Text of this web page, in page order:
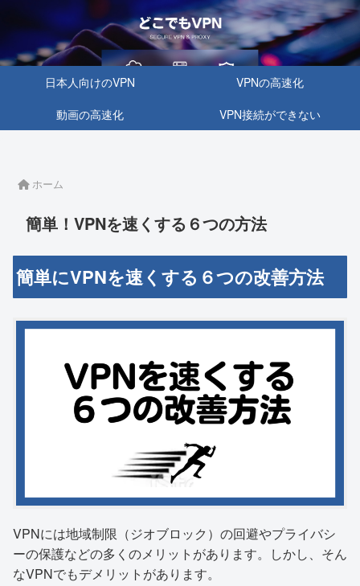
日本人向けのVPN
VPNの高速化
動画の高速化
VPN接続ができない
ホーム
簡単！VPNを速くする６つの方法
簡単にVPNを速くする６つの改善方法
VPNには地域制限（ジオブロック）の回避やプライバシ
ーの保護などの多くのメリットがあります。しかし、そん
なVPNでもデメリットがあります。